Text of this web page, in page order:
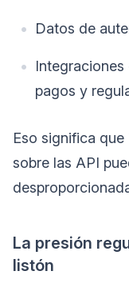
Datos de
pagos y
Eso significa
sobre las API
La presión
listón